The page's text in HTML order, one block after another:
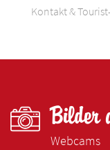
Kontakt &
Bilder
Webcams